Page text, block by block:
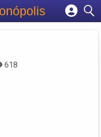
empresa
618